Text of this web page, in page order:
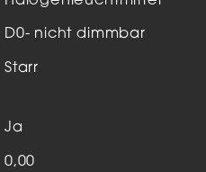
D0- nicht dimmbar
Starr
Ja
0,00